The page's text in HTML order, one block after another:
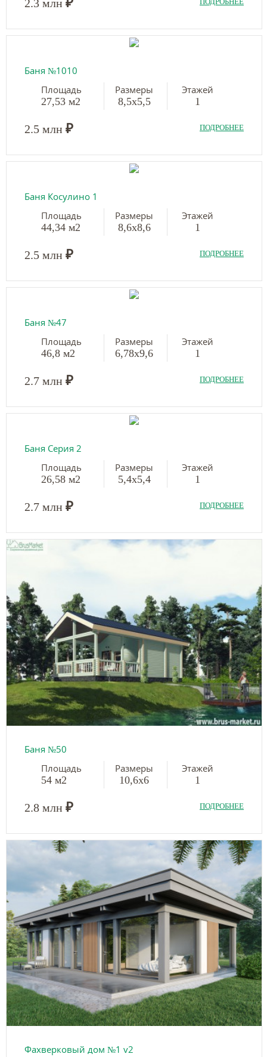
2.3 млн
Баня №1010
Площадь
27,53 м2
Размеры
8,5х5,5
Этажей
1
2.5 млн ₽ ПОДРОБНЕЕ
Баня Косулино 1
Площадь
44,34 м2
Размеры
8,6х8,6
Этажей
1
2.5 млн ₽ ПОДРОБНЕЕ
Баня №47
Площадь
46,8 м2
Размеры
6,78х9,6
Этажей
1
2.7 млн ₽ ПОДРОБНЕЕ
Баня Серия 2
Площадь
26,58 м2
Размеры
5,4х5,4
Этажей
1
2.7 млн ₽ ПОДРОБНЕЕ
Баня №50
Площадь
54 м2
Размеры
10,6х6
Этажей
1
2.8 млн ₽ ПОДРОБНЕЕ
Фахверковый дом №1 v2